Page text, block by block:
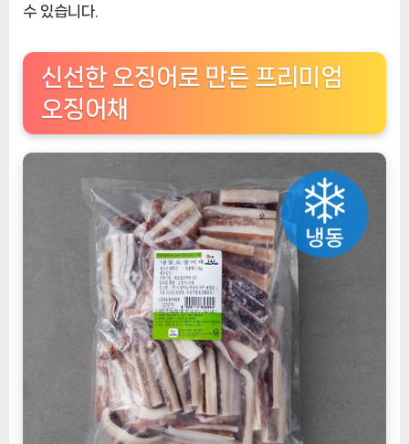
만
벽
한
오
[EatingNOW
수 있습니다.
신선한 오징어로 만든 프리미엄
오징어채